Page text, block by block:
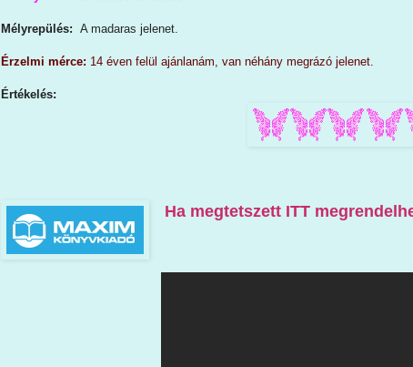
Mélyrepülés: A madaras jelenet.
Érzelmi mérce: 14 éven felül ajánlanám, van néhány megrázó jelenet.
Értékelés:
Ha megtetszett ITT